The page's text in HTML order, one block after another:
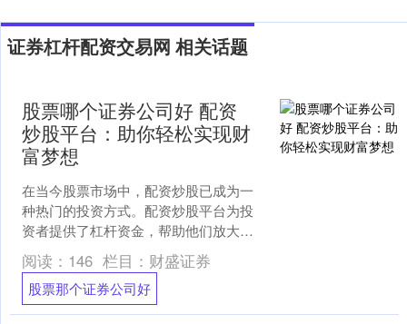
证券杠杆配资交易网 相关话题
股票哪个证券公司好 配资
炒股平台：助你轻松实现财
富梦想
在当今股票市场中，配资炒股已成为一
种热门的投资方式。配资炒股平台为投
资者提供了杠杆资金，帮助他们放大收
益潜力。 * **放大收益：**通过配资，投
资者可以放大投....
阅读： 146 栏目： 财盛证券
股票那个证券公司好